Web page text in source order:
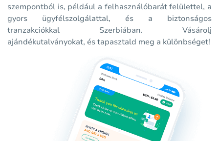
szempontból is, például a felhasználóbarát felülettel, a
gyors ügyfélszolgálattal, és a biztonságos
tranzakciókkal Szerbiában. Vásárolj
ajándékutalványokat, és tapasztald meg a különbséget!